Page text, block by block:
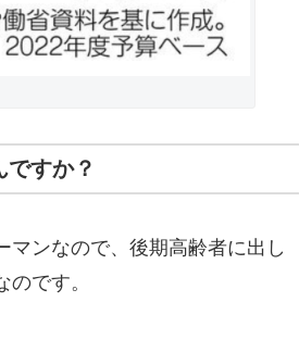
すか？
ンなので、後期高齢者に出し
のです。